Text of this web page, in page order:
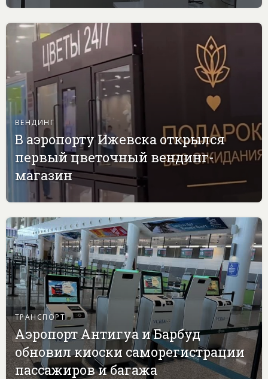
ВЕНДИНГ
В аэропорту Ижевска открылся
первый цветочный вендинг-
магазин
ТРАНСПОРТ
Аэропорт Антигуа и Барбуд
обновил киоски саморегистрации
пассажиров и багажа